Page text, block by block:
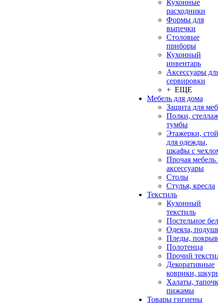
Кухонные
расходники
Формы для
выпечки
Столовые
приборы
Кухонный
инвентарь
Аксессуары
сервировки
+ ЕЩЕ
Мебель для дома
Защита для
Полки,
тумбы
Этажерки,
для одежды,
шкафы с
Прочая мебель
аксессуары
Столы
Стулья, кресла
Текстиль
Кухонный
текстиль
Постельное
Одеяла,
Пледы,
Полотенца
Прочий
Декоративные
коврики,
Халаты,
пижамы
Товары гигиены